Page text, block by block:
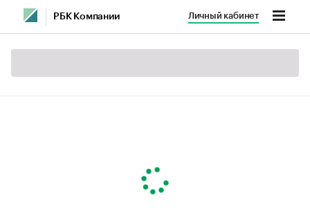
РБК Компании Личный кабинет